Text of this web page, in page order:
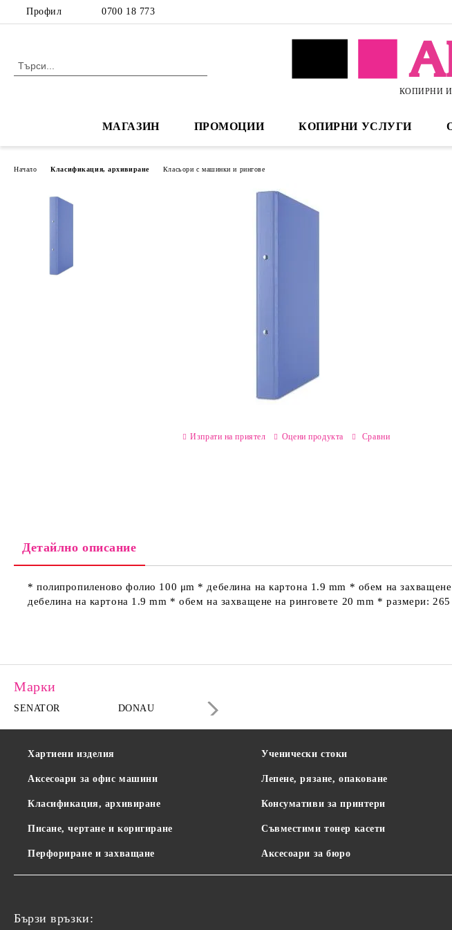
Профил 0700 18 773
КОПИРНИ
МАГАЗИН ПРОМОЦИИ КОПИРНИ УСЛУГИ
Начало Класификация, архивиране Класьори с машинки и рингове
Изпрати на приятел Оцени продукта Сравни
Детайлно описание
* полипропиленово фолио 100 μm * дебелина на картона 1.9 mm * обем на
дебелина на картона 1.9 mm * обем на захващене на ринговете 20 mm * размери:
Марки
SENATOR DONAU
Хартиени изделия
Аксесоари за офис машини
Класификация, архивиране
Писане, чертане и коригиране
Перфориране и захващане
Ученически стоки
Лепене, рязане, опаковане
Консумативи за принтери
Съвместими тонер касети
Аксесоари за бюро
Бързи връзки: